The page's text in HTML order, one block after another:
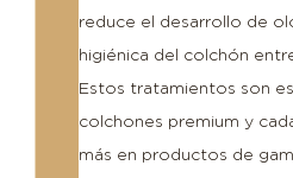
reduce el desarrollo de
higiénica del colchón
Estos tratamientos son
colchones premium y
más en productos de